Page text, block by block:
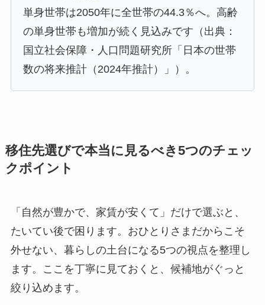
単身世帯は2050年に全世帯の44.3％へ。高齢
の単身世帯も増加が続く見込みです（出典：
国立社会保障・人口問題研究所「日本の世帯
数の将来推計（2024年推計）」）。
移住先選びで本当に見るべき5つのチェッ
クポイント
「自然が豊かで、家賃が安くて」だけで選ぶと、
たいてい後で困ります。おひとりさまだからこそ
外せない、暮らしの土台になる5つの視点を整理し
ます。ここを丁寧に見ておくと、候補地がぐっと
絞り込めます。